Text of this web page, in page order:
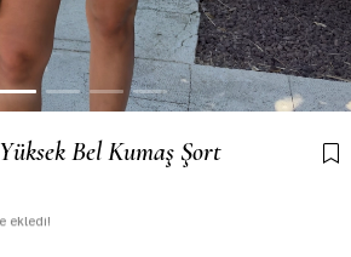
Bel Kumaş Şort
ekledi!